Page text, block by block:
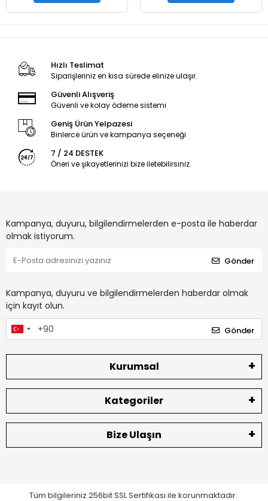
Hızlı Teslimat
Siparişleriniz en kısa sürede elinize ulaşır.
Güvenli Alışveriş
Güvenli ve kolay ödeme sistemi
Geniş Ürün Yelpazesi
Binlerce ürün ve kampanya seçeneği
7 / 24 DESTEK
Öneri ve şikayetlerinizi bize iletebilirsiniz.
Kampanya, duyuru, bilgilendirmelerden e-posta ile haberdar
olmak istiyorum.
Gönder
Kampanya, duyuru ve bilgilendirmelerden haberdar olmak
için kayıt olun.
Gönder
Kurumsal
Kategoriler
Bize Ulaşın
Tüm bilgileriniz 256bit SSL Sertifikası ile korunmaktadır.